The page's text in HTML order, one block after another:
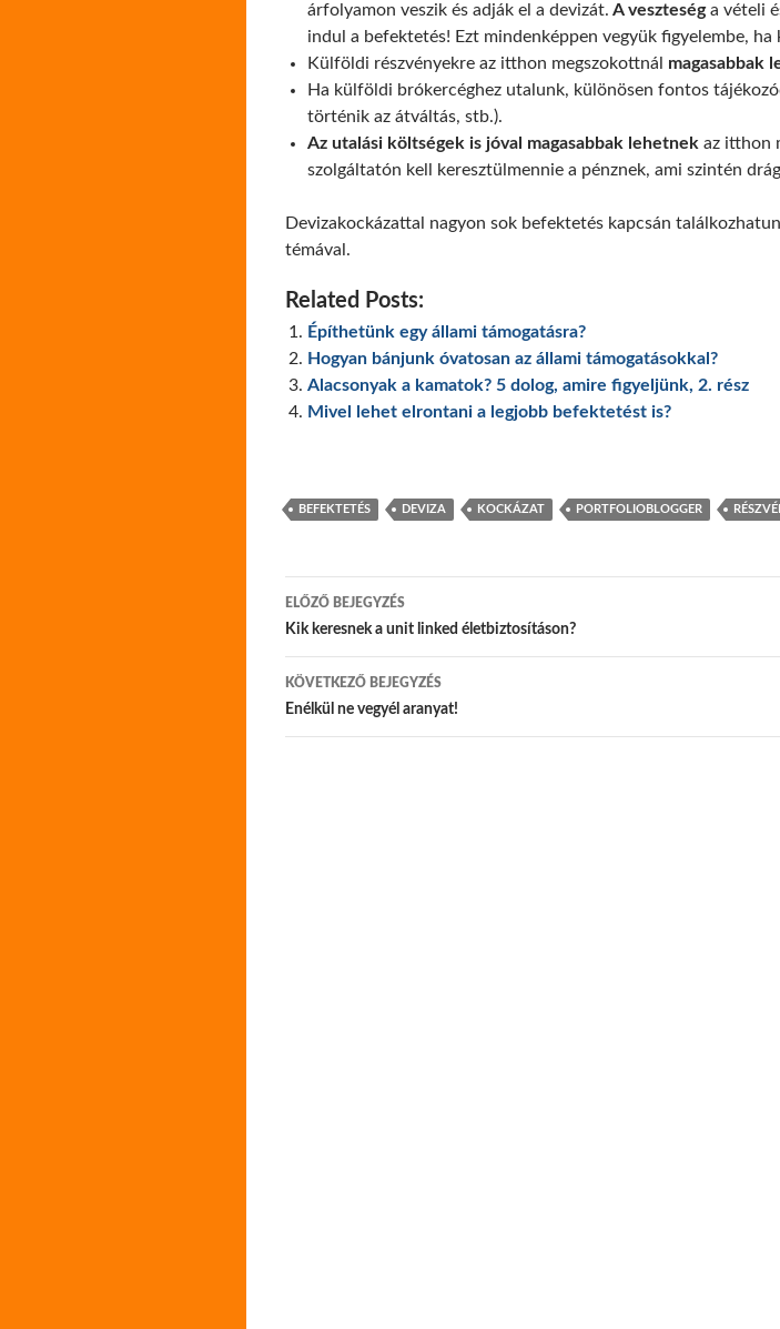
árfolyamon veszik és adják el a devizát. A veszteséga vételi
indul a befektetés! Ezt mindenképpen vegyük figyelembe,
Külföldi részvényekre az itthon megszokottnál magasabbak
Ha külföldi brókercéghez utalunk, különösen fontos
történik az átváltás, stb.).
Az utalási költségek is jóval magasabbak lehetnek az itthon
szolgáltatón kell keresztülmennie a pénznek, ami szintén
Devizakockázattal nagyon sok befektetés kapcsán
témával.
Related Posts:
Építhetünk egy állami támogatásra?
Hogyan bánjunk óvatosan az állami támogatásokkal?
Alacsonyak a kamatok? 5 dolog, amire figyeljünk, 2. rész
Mivel lehet elrontani a legjobb befektetést is?
BEFEKTETÉS DEVIZA KOCKÁZAT PORTFOLIOBLOGGER
Bejegyzés
navigáció
ELŐZŐ BEJEGYZÉS
Kik keresnek a unit linked életbiztosításon?
KÖVETKEZŐ BEJEGYZÉS
Enélkül ne vegyél aranyat!